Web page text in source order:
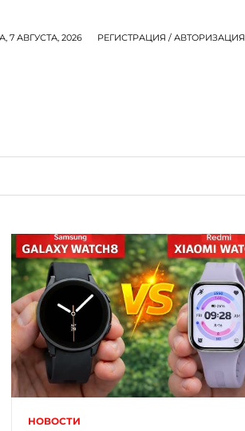
7 АВГУСТА, 2026 РЕГИСТРАЦИЯ / АВТОРИЗАЦИЯ
НОВОСТИ